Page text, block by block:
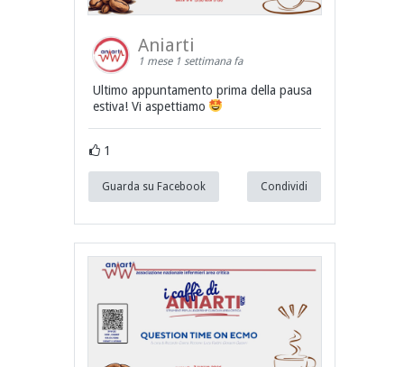
Aniarti
1 mese 1 settimana fa
Ultimo appuntamento prima della pausa
estiva! Vi aspettiamo
1
Guarda su Facebook Condividi